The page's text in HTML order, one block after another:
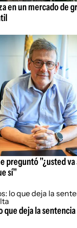
en un mercado de
preguntó "¿usted va
sí"
que deja la